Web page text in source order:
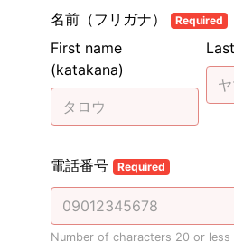
名前（フリガナ） Required
First name
(katakana)
電話番号 Required
Number of characters 20 or less